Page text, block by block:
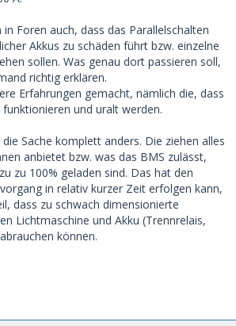
Foren auch, dass das Parallelschalten
Akkus zu schäden führt bzw. einzelne
sollen. Was genau dort passieren soll,
richtig erklären.
Erfahrungen gemacht, nämlich die, dass
und uralt werden.
Sache komplett anders. Die ziehen alles
anbietet bzw. was das BMS zulässt,
zu 100% geladen sind. Das hat den
in relativ kurzer Zeit erfolgen kann,
dass zu schwach dimensionierte
Lichtmaschine und Akku (Trennrelais,
können.